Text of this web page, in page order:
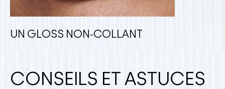
UN GLOSS NON-COLLANT
CONSEILS ET ASTUCES